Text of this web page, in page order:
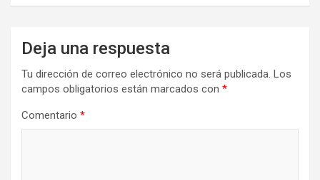
Deja una respuesta
Tu dirección de correo electrónico no será publicada. Los
campos obligatorios están marcados con *
Comentario *